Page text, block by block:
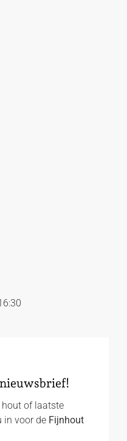
hout of laatste
in voor de Fijnhout